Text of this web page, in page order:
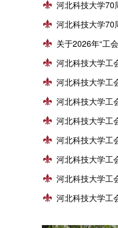
河北科技大学70周
河北科技大学70
关于2026年“工
河北科技大学工
河北科技大学工
河北科技大学工
河北科技大学工
河北科技大学工
河北科技大学工
河北科技大学工会
河北科技大学工会